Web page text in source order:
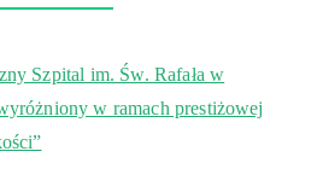
Szpital im. Św. Rafała w
w ramach prestiżowej